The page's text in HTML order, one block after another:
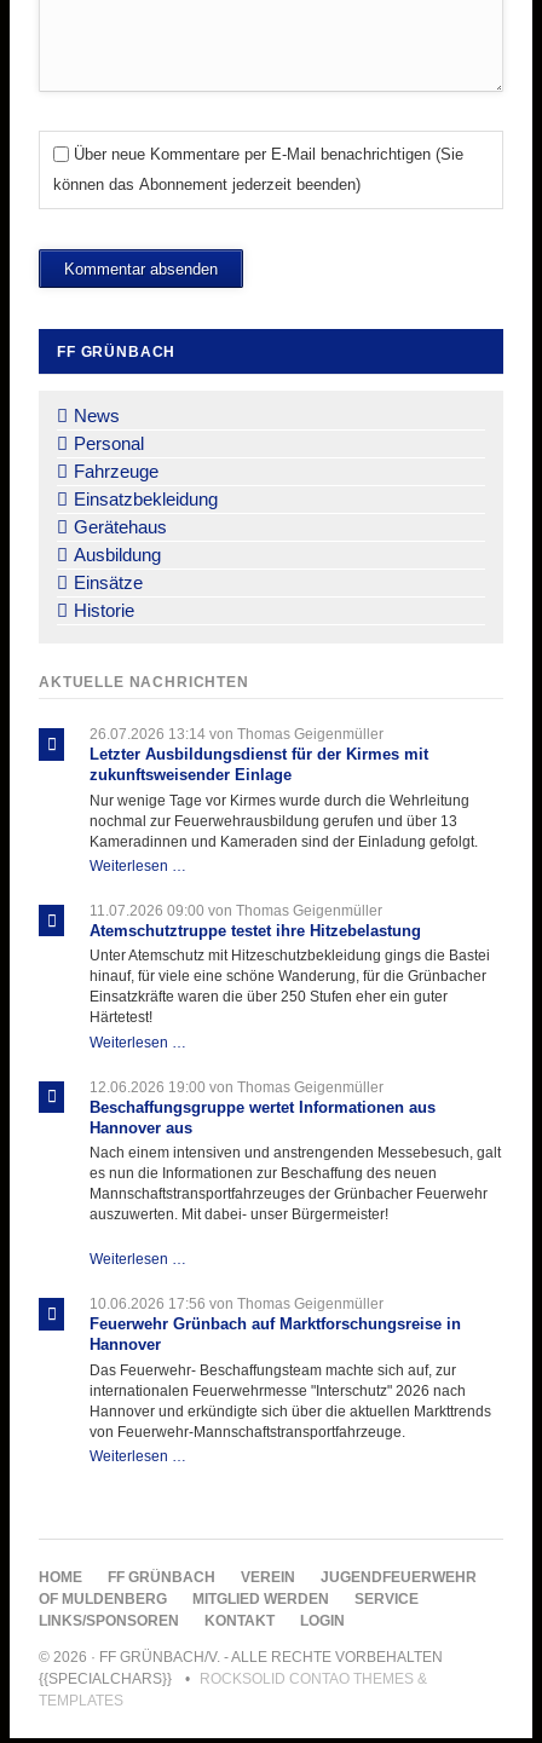
Über neue Kommentare per E-Mail benachrichtigen (Sie
können das Abonnement jederzeit beenden)
Kommentar absenden
FF GRÜNBACH
überspringen
News
Personal
Fahrzeuge
Einsatzbekleidung
Gerätehaus
Ausbildung
Einsätze
Historie
AKTUELLE NACHRICHTEN
26.07.2026 13:14von Thomas Geigenmüller
Letzter Ausbildungsdienst für der Kirmes mit
zukunftsweisender Einlage
Nur wenige Tage vor Kirmes wurde durch die Wehrleitung
nochmal zur Feuerwehrausbildung gerufen und über 13
Kameradinnen und Kameraden sind der Einladung gefolgt.
Weiterlesen …
für
der
Kirmes
mit
zukunftsweisender
11.07.2026 09:00 von Thomas Geigenmüller
Atemschutztruppe testet ihre Hitzebelastung
Unter Atemschutz mit Hitzeschutzbekleidung gings die Bastei
hinauf, für viele eine schöne Wanderung, für die Grünbacher
Einsatzkräfte waren die über 250 Stufen eher ein guter
Härtetest!
Weiterlesen …
ihre
Hitzebelastung
12.06.2026 19:00 von Thomas Geigenmüller
Beschaffungsgruppe wertet Informationen aus
Hannover aus
Nach einem intensiven und anstrengenden Messebesuch, galt
es nun die Informationen zur Beschaffung des neuen
Mannschaftstransportfahrzeuges der Grünbacher Feuerwehr
auszuwerten. Mit dabei- unser Bürgermeister!
Weiterlesen …
Informationen
aus
10.06.2026 17:56 von Thomas Geigenmüller
Feuerwehr Grünbach auf Marktforschungsreise in
Hannover
Das Feuerwehr- Beschaffungsteam machte sich auf, zur
internationalen Feuerwehrmesse "Interschutz" 2026 nach
Hannover und erkündigte sich über die aktuellen Markttrends
von Feuerwehr-Mannschaftstransportfahrzeuge.
Weiterlesen …
in
NAVIGATION
ÜBERSPRINGEN
HOME FF GRÜNBACH VEREIN
JUGENDFEUERWEHR
OF MULDENBERG
MITGLIED WERDEN
SERVICE
LINKS/SPONSOREN
KONTAKT LOGIN
© 2026 · FF GRÜNBACH/V. - ALLE RECHTE VORBEHALTEN
{{SPECIALCHARS}}
ROCKSOLID CONTAO THEMES &
TEMPLATES